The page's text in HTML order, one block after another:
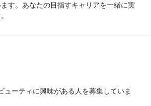
す。あなたの目指すキャリアを一緒に実
ューティに興味がある人を募集していま